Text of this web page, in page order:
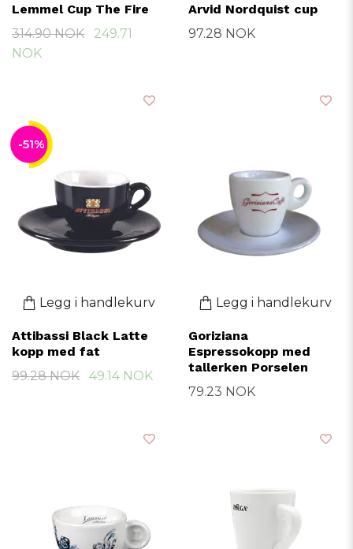
Lemmel Cup The Fire
314.90 NOK
249.71
NOK
Arvid Nordquist cup
97.28 NOK
-51%
Legg i handlekurv
Attibassi Black Latte
kopp med fat
99.28 NOK
49.14 NOK
Legg i handlekurv
Goriziana
Espressokopp med
tallerken Porselen
79.23 NOK